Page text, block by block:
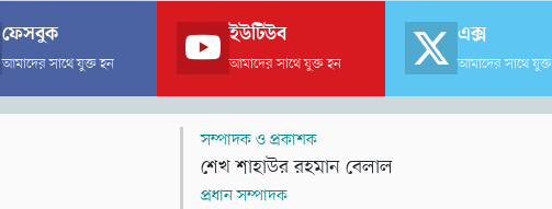
ফেসবুক
আমাদের সাথে যুক্ত হন
ইউটিউব
আমাদের সাথে যুক্ত হন
এক্স
আমাদের সাথে
সম্পাদক ও প্রকাশক
শেখ শাহাউর রহমান বেলাল
প্রধান সম্পাদক